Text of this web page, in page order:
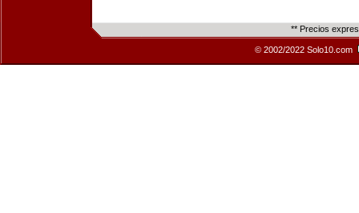
** Precios
© 2002/2022 Solo10.com